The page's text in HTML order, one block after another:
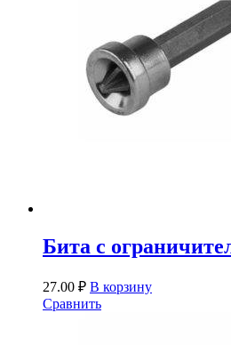
Бита с
27.00 ₽ В корзину
Сравнить